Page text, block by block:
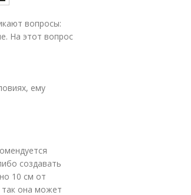
вопросы:
На этот вопрос
ему
создавать
10 см от
так она может